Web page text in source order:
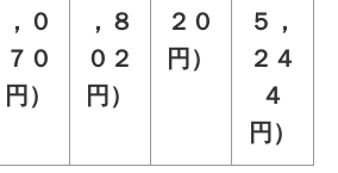
，０
７０
円）
，８
０２
円）
２０
円）
５，
２４
４
円）